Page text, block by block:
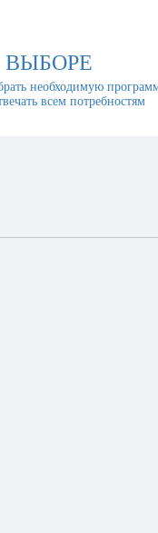
необходимую
всем потребностям